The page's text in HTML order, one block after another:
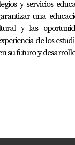
y servicios
una
y las
de los
su futuro y